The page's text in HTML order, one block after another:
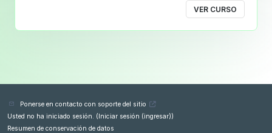
VER CURSO
Ponerse en contacto con soporte del sitio
Usted no ha iniciado sesión. ( Iniciar sesión (ingresar))
Resumen de conservación de datos